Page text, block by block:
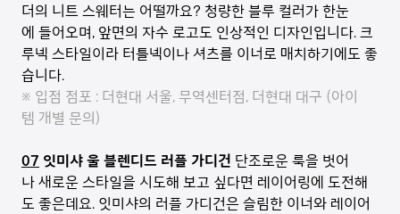
더의 니트 스웨터는 어떨까요? 청량한 블루 컬러가 한눈
에 들어오며, 앞면의 자수 로고도 인상적인 디자인입니다. 크
루넥 스타일이라 터틀넥이나 셔츠를 이너로 매치하기에도 좋
습니다.
※ 입점 점포 : 더현대 서울, 무역센터점, 더현대 대구 (아이
템 개별 문의)
07 잇미샤 울 블렌디드 러플 가디건 단조로운 룩을 벗어
나 새로운 스타일을 시도해 보고 싶다면 레이어링에 도전해
도 좋은데요. 잇미샤의 러플 가디건은 슬림한 이너와 레이어